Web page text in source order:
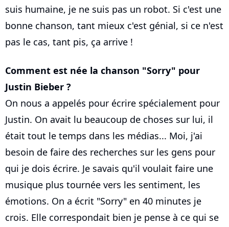
suis humaine, je ne suis pas un robot. Si c'est une
bonne chanson, tant mieux c'est génial, si ce n'est
pas le cas, tant pis, ça arrive !
Comment est née la chanson "Sorry" pour
Justin Bieber ?
On nous a appelés pour écrire spécialement pour
Justin. On avait lu beaucoup de choses sur lui, il
était tout le temps dans les médias... Moi, j'ai
besoin de faire des recherches sur les gens pour
qui je dois écrire. Je savais qu'il voulait faire une
musique plus tournée vers les sentiment, les
émotions. On a écrit "Sorry" en 40 minutes je
crois. Elle correspondait bien je pense à ce qui se